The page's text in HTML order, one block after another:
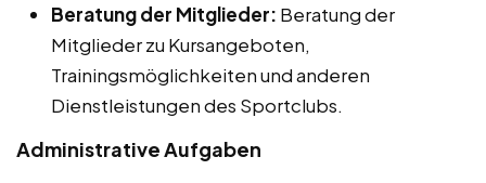
Beratung der Mitglieder: Beratung der
Mitglieder zu Kursangeboten,
Trainingsmöglichkeiten und anderen
Dienstleistungen des Sportclubs.
Administrative Aufgaben